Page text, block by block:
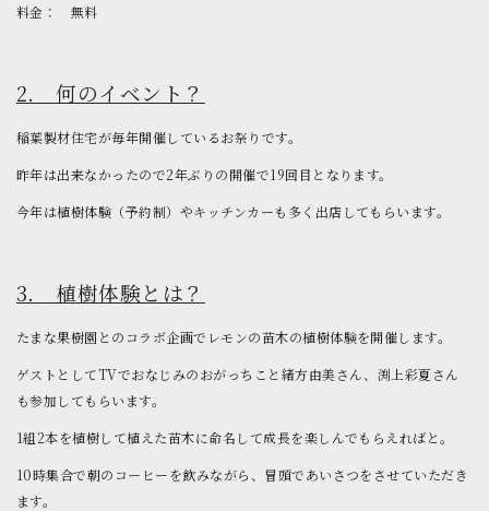
料金： 無料
2. 何のイベント？
稲葉製材住宅が毎年開催しているお祭りです。
昨年は出来なかったので2年ぶりの開催で19回目となります。
今年は植樹体験（予約制）やキッチンカーも多く出店してもらいます。
3. 植樹体験とは？
たまな果樹園とのコラボ企画でレモンの苗木の植樹体験を開催します。
ゲストとしてTVでおなじみのおがっちこと緒方由美さん、渕上彩夏さん
も参加してもらいます。
1組2本を植樹して植えた苗木に命名して成長を楽しんでもらえればと。
10時集合で朝のコーヒーを飲みながら、冒頭であいさつをさせていただき
ます。